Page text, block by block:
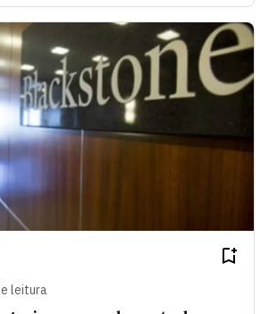
leitura